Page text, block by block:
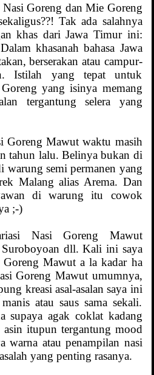
Goreng dan Mie Goreng
Tak ada salahnya
khas dari Jawa Timur ini:
khasanah bahasa Jawa
berserakan atau campur-
Istilah yang tepat untuk
yang isinya memang
tergantung selera yang
Goreng Mawut waktu masih
tahun lalu. Belinya bukan di
warung semi permanen yang
Malang alias Arema. Dan
di warung itu cowok
;-)
Nasi Goreng Mawut
dll. Kali ini saya
Goreng Mawut a la kadar ha
Goreng Mawut umumnya,
kreasi asal-asalan saya ini
atau saus sama sekali.
supaya agak coklat kadang
asin itupun tergantung mood
warna atau penampilan nasi
yang penting rasanya.